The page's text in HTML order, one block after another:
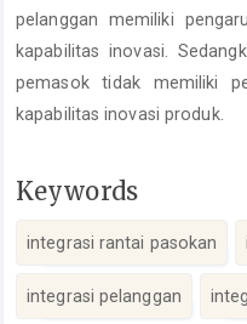
pelanggan memiliki
kapabilitas inovasi.
pemasok tidak memiliki
kapabilitas inovasi produk.
Keywords
integrasi rantai pasokan
integrasi pelanggan